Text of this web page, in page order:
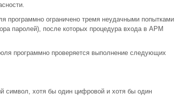
программно ограничено тремя неудачными попытками
паролей), после которых процедура входа в АРМ
программно проверяется выполнение следующих
символ, хотя бы один цифровой и хотя бы один